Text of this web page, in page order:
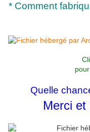
* Comment
Quelle
Merci et